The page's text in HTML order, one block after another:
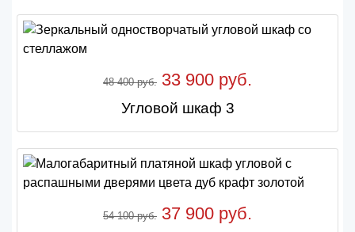
48 400 руб. 33 900 руб.
Угловой шкаф 3
54 100 руб. 37 900 руб.